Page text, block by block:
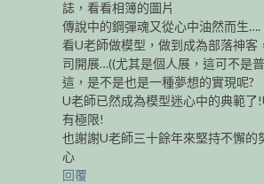
誌，看看相簿的圖片
傳說中的鋼彈魂又從心中油然而生….
看U老師做模型，做到成為部落神客
司開展…((尤其是個人展，這可不是
這，是不是也是一種夢想的實現呢?
U老師已然成為模型迷心中的典範了
有極限!
也謝謝U老師三十餘年來堅持不懈的
心
回覆